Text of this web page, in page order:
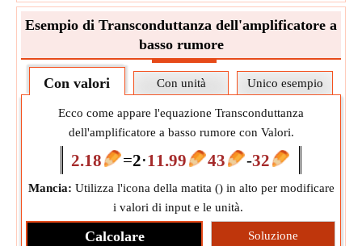
Esempio di Transconduttanza dell'amplificatore a
basso rumore
Con valori Con unità Unico esempio
Ecco come appare l'equazione Transconduttanza
dell'amplificatore a basso rumore con Valori.
2.18 =2⋅11.99 43 -32
Mancia: Utilizza l'icona della matita () in alto per modificare
i valori di input e le unità.
Calcolare Soluzione